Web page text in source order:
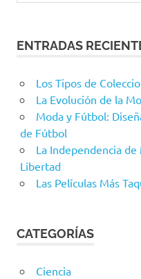
ENTRADAS
Los Tipos de
La Evolución de la
Moda y Fútbol:
de Fútbol
La Independencia
Libertad
Las Películas Más
CATEGORÍAS
Ciencia